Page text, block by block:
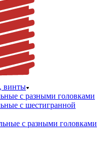
винты
с разными головками
с шестигранной
с разными головками